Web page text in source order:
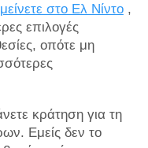
στο Ελ Νίντο,
επιλογές
οπότε μη
κράτηση για τη
Εμείς δεν το